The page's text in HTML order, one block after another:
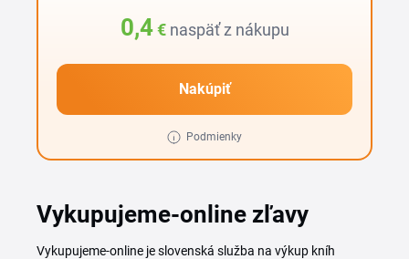
0,4 € naspäť z nákupu
Nakúpiť
Podmienky
Vykupujeme-online zľavy
Vykupujeme-online je slovenská služba na výkup kníh